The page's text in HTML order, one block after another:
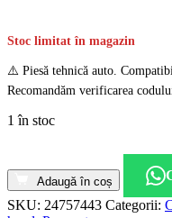
Stoc limitat în magazin
⚠️ Piesă tehnică auto.
Recomandăm verificarea
1 în stoc
Cutie
viteze
manuala
5
Adaugă în coș
SKU: 24757443 Categorii: